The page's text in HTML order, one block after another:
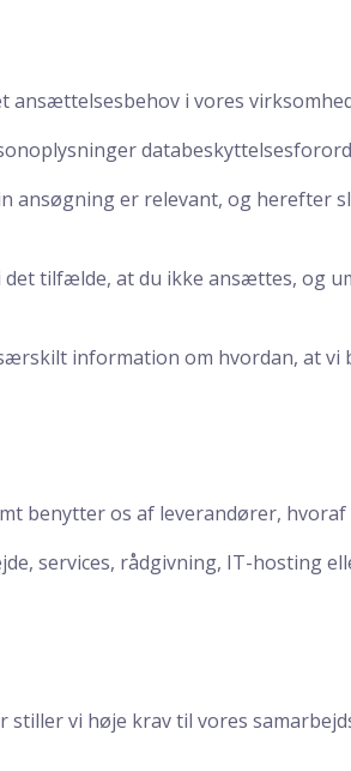
ansættelsesbehov i vores
ansøgning er relevant, og herefter
tilfælde, at du ikke ansættes, og
information om hvordan, at vi
benytter os af leverandører,
services, rådgivning, IT-hosting
vi høje krav til vores